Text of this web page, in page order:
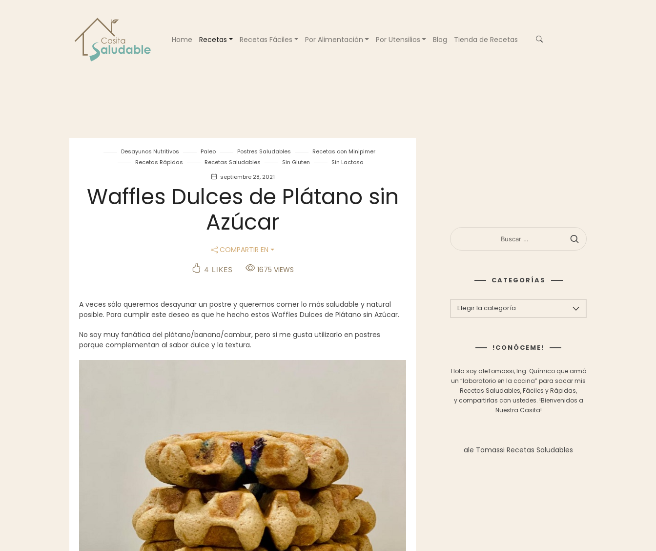
Home Recetas Recetas Fáciles Por Alimentación Por Utensilios Blog Tienda de Recetas
Desayunos Nutritivos Paleo Postres Saludables
Recetas con Minipimer
Recetas Rápidas
Recetas Saludables Sin Gluten
Sin Lactosa
septiembre 28, 2021
Waffles Dulces de Plátano sin
Azúcar
COMPARTIR EN
4 LIKES 1675 VIEWS
A veces sólo queremos desayunar un postre y queremos comer lo más saludable y natural
posible. Para cumplir este deseo es que he hecho estos Waffles Dulces de Plátano sin Azúcar.
No soy muy fanática del plátano/banana/cambur, pero si me gusta utilizarlo en postres
porque complementan al sabor dulce y la textura.
BUSCAR:
CATEGORÍAS
!CONÓCEME!
Hola soy aleTomassi, Ing. Químico que armó
un “laboratorio en la cocina” para sacar mis
Recetas Saludables, Fáciles y Rápidas,
y compartirlas con ustedes. !Bienvenidos a
Nuestra Casita!
ale Tomassi Recetas Saludables